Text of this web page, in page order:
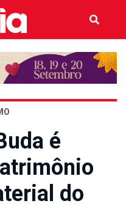
é
do